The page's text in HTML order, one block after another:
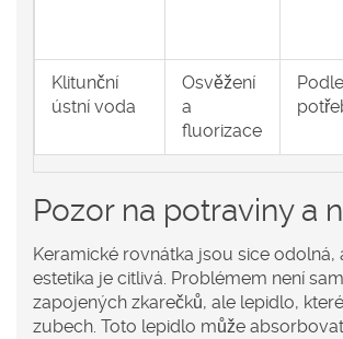
Klitunční
ústní voda
Osvěžení
a
fluorizace
Podle
Pozor na potraviny a
Keramické rovnátka jsou sice odolná,
estetika je citlivá. Problémem není
zapojených zkarečků, ale lepidlo,
zubech. Toto lepidlo může